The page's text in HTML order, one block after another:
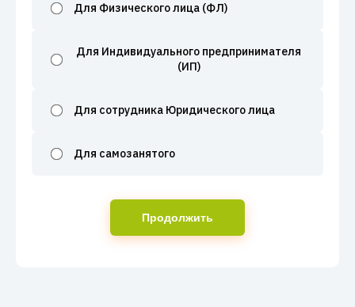
Для Физического лица (ФЛ)
Для Индивидуального предпринимателя
(ИП)
Для сотрудника Юридического лица
Для самозанятого
Продолжить